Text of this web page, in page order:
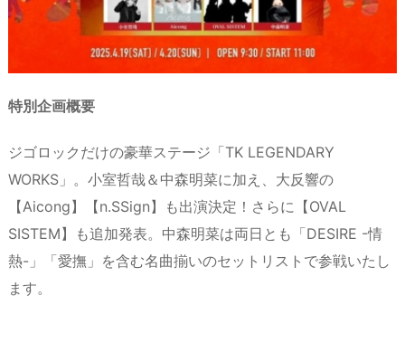
特別企画概要
ジゴロックだけの豪華ステージ「TK LEGENDARY
WORKS」。小室哲哉＆中森明菜に加え、大反響の
【Aicong】【n.SSign】も出演決定！さらに【OVAL
SISTEM】も追加発表。中森明菜は両日とも「DESIRE -情
熱-」「愛撫」を含む名曲揃いのセットリストで参戦いたし
ます。